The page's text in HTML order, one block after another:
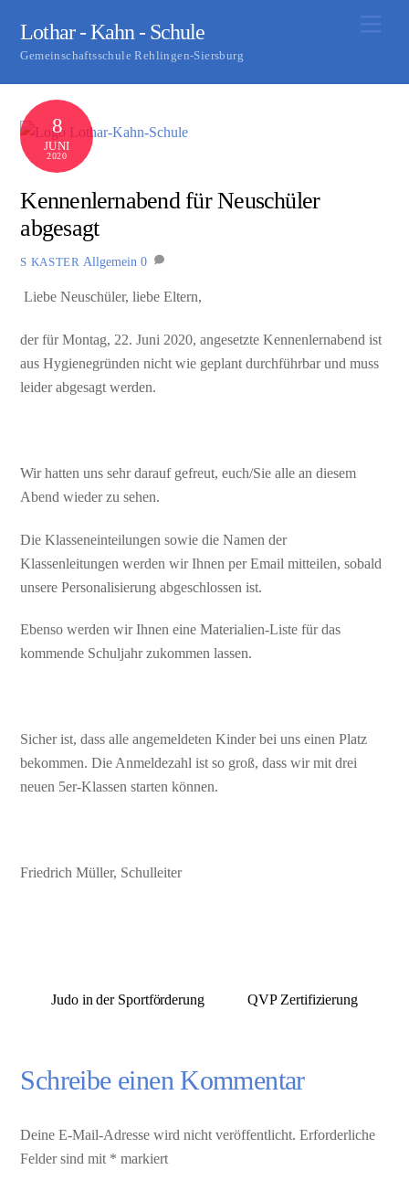
content
Lothar - Kahn - Schule
Gemeinschaftsschule Rehlingen-Siersburg
8
JUNI
2020
Kennenlernabend für Neuschüler
abgesagt
S KASTER Allgemein 0
Liebe Neuschüler, liebe Eltern,
der für Montag, 22. Juni 2020, angesetzte Kennenlernabend ist
aus Hygienegründen nicht wie geplant durchführbar und muss
leider abgesagt werden.
Wir hatten uns sehr darauf gefreut, euch/Sie alle an diesem
Abend wieder zu sehen.
Die Klasseneinteilungen sowie die Namen der
Klassenleitungen werden wir Ihnen per Email mitteilen, sobald
unsere Personalisierung abgeschlossen ist.
Ebenso werden wir Ihnen eine Materialien-Liste für das
kommende Schuljahr zukommen lassen.
Sicher ist, dass alle angemeldeten Kinder bei uns einen Platz
bekommen. Die Anmeldezahl ist so groß, dass wir mit drei
neuen 5er-Klassen starten können.
Friedrich Müller, Schulleiter
Judo in der Sportförderung QVP Zertifizierung
Schreibe einen Kommentar
Deine E-Mail-Adresse wird nicht veröffentlicht. Erforderliche
Felder sind mit * markiert